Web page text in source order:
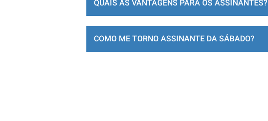
QUAIS AS VANTAGENS PARA OS ASSINANTES?
COMO ME TORNO ASSINANTE DA SÁBADO?